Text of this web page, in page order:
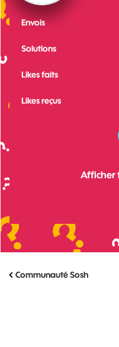
Envois
Solutions
Likes faits
Likes reçus
Afficher
Communauté Sosh